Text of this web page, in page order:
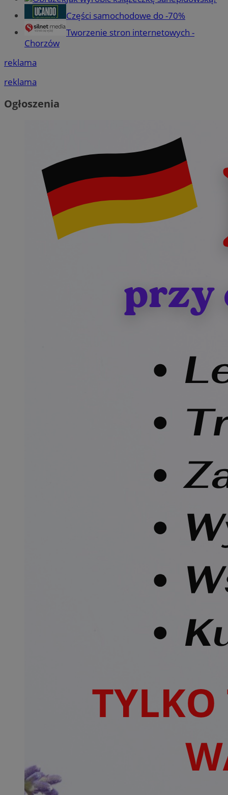
Części samochodowe do -70%
Tworzenie stron internetowych -
Chorzów
reklama
reklama
Ogłoszenia